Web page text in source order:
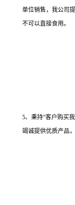
单位销售，我公司
不可以直接食用。
5、秉持“客户购买
竭诚提供优质产品